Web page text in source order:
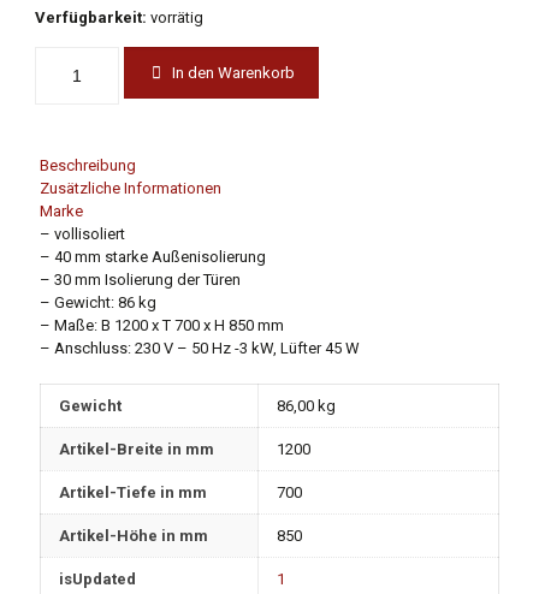
Verfügbarkeit: vorrätig
In den Warenkorb
Beschreibung
Zusätzliche Informationen
Marke
– vollisoliert
– 40 mm starke Außenisolierung
– 30 mm Isolierung der Türen
– Gewicht: 86 kg
– Maße: B 1200 x T 700 x H 850 mm
– Anschluss: 230 V – 50 Hz -3 kW, Lüfter 45 W
Gewicht 86,00 kg
Artikel-Breite in mm 1200
Artikel-Tiefe in mm 700
Artikel-Höhe in mm 850
isUpdated 1